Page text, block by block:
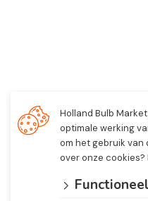
Holland Bulb
optimale werking
om het gebruik van
over onze cookies?
Functioneel